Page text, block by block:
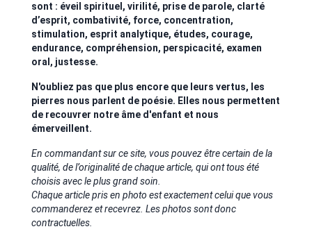
sont : éveil spirituel, virilité, prise de parole, clarté
d’esprit, combativité, force, concentration,
stimulation, esprit analytique, études, courage,
endurance, compréhension, perspicacité, examen
oral, justesse.
N'oubliez pas que plus encore que leurs vertus, les
pierres nous parlent de poésie. Elles nous permettent
de recouvrer notre âme d'enfant et nous
émerveillent.
En commandant sur ce site, vous pouvez être certain de la
qualité, de l’originalité de chaque article, qui ont tous été
choisis avec le plus grand soin.
Chaque article pris en photo est exactement celui que vous
commanderez et recevrez. Les photos sont donc
contractuelles.